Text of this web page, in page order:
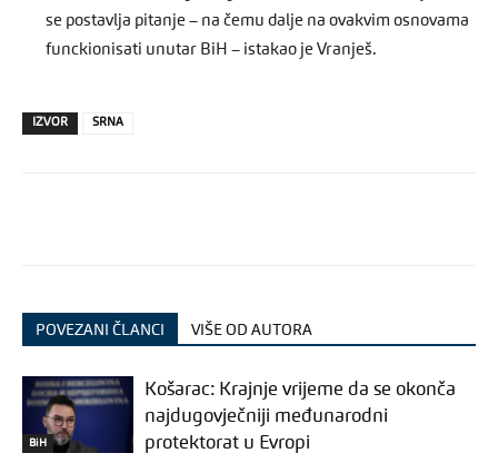
se postavlja pitanje – na čemu dalje na ovakvim osnovama
funckionisati unutar BiH – istakao je Vranješ.
IZVOR SRNA
POVEZANI ČLANCI VIŠE OD AUTORA
BiH
Košarac: Krajnje vrijeme da se okonča
najdugovječniji međunarodni
protektorat u Evropi